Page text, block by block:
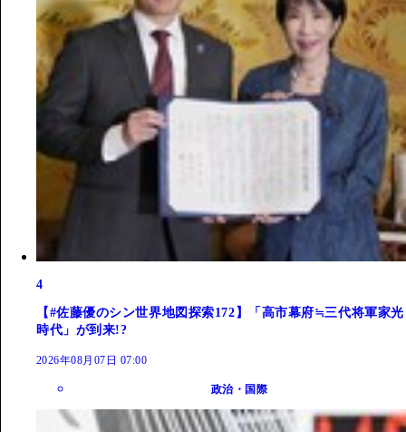
4
【#佐藤優のシン世界地図探索172】「高市幕府≒三代将軍家光
時代」が到来!?
2026年08月07日 07:00
政治・国際